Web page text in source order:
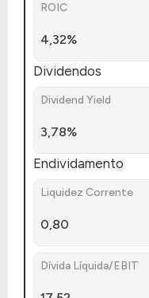
ROIC
4,32%
Dividendos
Dividend Yield
3,78%
Endividamento
Liquidez Corrente
0,80
Dívida Líquida/EBIT